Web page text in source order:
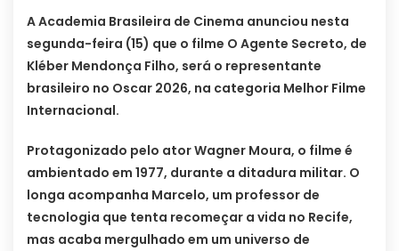
A Academia Brasileira de Cinema anunciou nesta
segunda-feira (15) que o filme O Agente Secreto, de
Kléber Mendonça Filho, será o representante
brasileiro no Oscar 2026, na categoria Melhor Filme
Internacional.
Protagonizado pelo ator Wagner Moura, o filme é
ambientado em 1977, durante a ditadura militar. O
longa acompanha Marcelo, um professor de
tecnologia que tenta recomeçar a vida no Recife,
mas acaba mergulhado em um universo de